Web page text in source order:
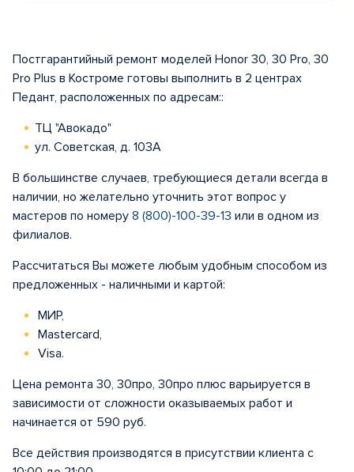
Постгарантийный ремонт моделей Honor 30, 30 Pro, 30
Pro Plus в Костроме готовы выполнить в 2 центрах
Педант, расположенных по адресам::
ТЦ "Авокадо"
ул. Советская, д. 103А
В большинстве случаев, требующиеся детали всегда в
наличии, но желательно уточнить этот вопрос у
мастеров по номеру 8 (800)-100-39-13 или в одном из
филиалов.
Рассчитаться Вы можете любым удобным способом из
предложенных - наличными и картой:
МИР,
Mastercard,
Visa.
Цена ремонта 30, 30про, 30про плюс варьируется в
зависимости от сложности оказываемых работ и
начинается от 590 руб.
Все действия производятся в присутствии клиента с